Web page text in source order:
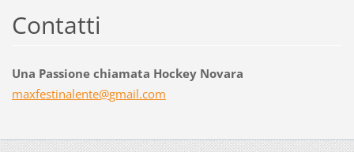
Contatti
Una Passione chiamata Hockey Novara
maxfestinalente@gmail.com